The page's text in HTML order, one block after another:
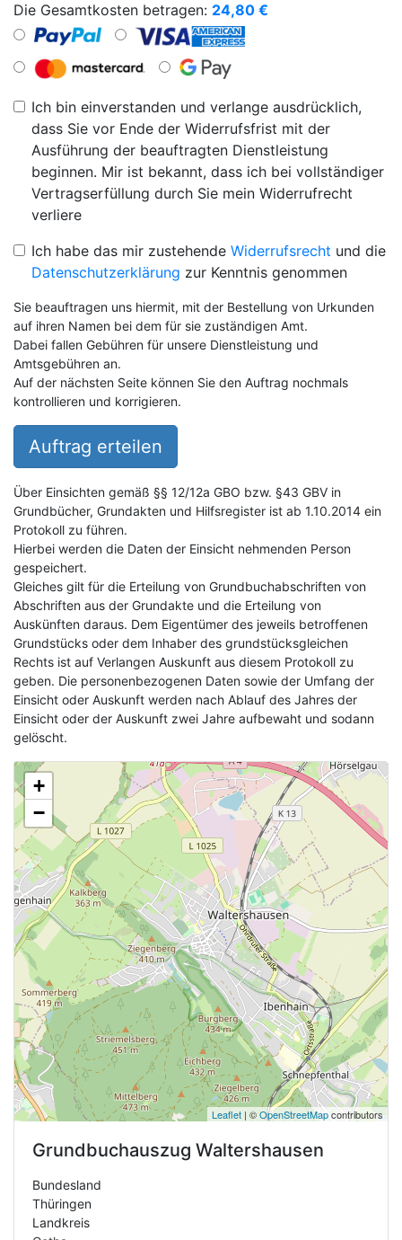
Die Gesamtkosten betragen: 24,80 €
Ich bin einverstanden und verlange ausdrücklich,
dass Sie vor Ende der Widerrufsfrist mit der
Ausführung der beauftragten Dienstleistung
beginnen. Mir ist bekannt, dass ich bei vollständiger
Vertragserfüllung durch Sie mein Widerrufrecht
verliere
Ich habe das mir zustehende Widerrufsrecht und die
Datenschutzerklärung zur Kenntnis genommen
Sie beauftragen uns hiermit, mit der Bestellung von Urkunden
auf ihren Namen bei dem für sie zuständigen Amt.
Dabei fallen Gebühren für unsere Dienstleistung und
Amtsgebühren an.
Auf der nächsten Seite können Sie den Auftrag nochmals
kontrollieren und korrigieren.
Auftrag erteilen
Über Einsichten gemäß §§ 12/12a GBO bzw. §43 GBV in
Grundbücher, Grundakten und Hilfsregister ist ab 1.10.2014 ein
Protokoll zu führen.
Hierbei werden die Daten der Einsicht nehmenden Person
gespeichert.
Gleiches gilt für die Erteilung von Grundbuchabschriften von
Abschriften aus der Grundakte und die Erteilung von
Auskünften daraus. Dem Eigentümer des jeweils betroffenen
Grundstücks oder dem Inhaber des grundstücksgleichen
Rechts ist auf Verlangen Auskunft aus diesem Protokoll zu
geben. Die personenbezogenen Daten sowie der Umfang der
Einsicht oder Auskunft werden nach Ablauf des Jahres der
Einsicht oder der Auskunft zwei Jahre aufbewaht und sodann
gelöscht.
+
−
Leaflet | ©OpenStreetMapcontributors
Grundbuchauszug Waltershausen
Bundesland
Thüringen
Landkreis